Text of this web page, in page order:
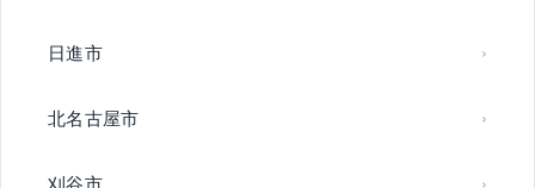
日進市
北名古屋市
刈谷市